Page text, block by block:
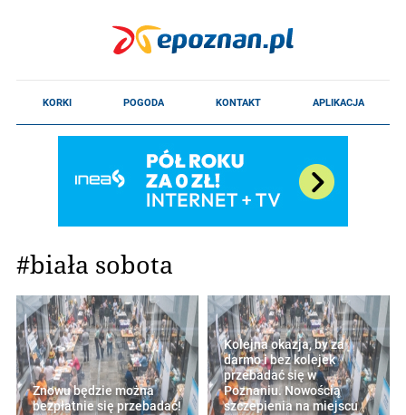
#biała sobota
Znowu będzie można
bezpłatnie się przebadać!
Kolejna okazja, by za
darmo i bez kolejek
przebadać się w
Poznaniu. Nowością
szczepienia na miejscu